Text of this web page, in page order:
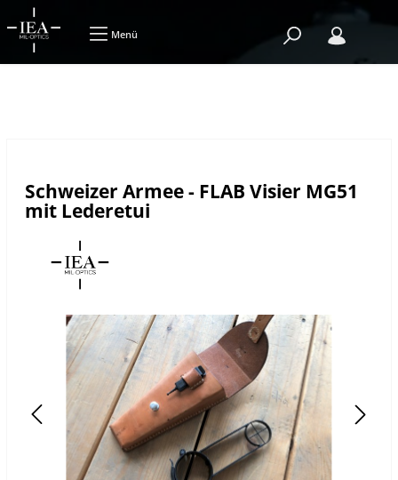
Menü
Schweizer Armee - FLAB Visier MG51
mit Lederetui